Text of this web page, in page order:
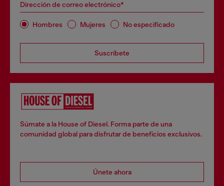
Dirección de correo electrónico*
Hombres Mujeres No especificado
Suscríbete
Súmate a la House of Diesel. Forma parte de una
comunidad global para disfrutar de beneficios exclusivos.
Únete ahora